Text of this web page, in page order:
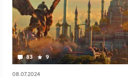
83 9
08.07.2024